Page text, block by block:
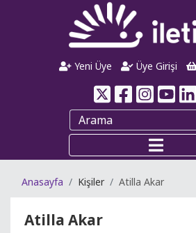
Yeni Üye Üye Girişi
Anasayfa Kişiler Atilla Akar
Atilla Akar